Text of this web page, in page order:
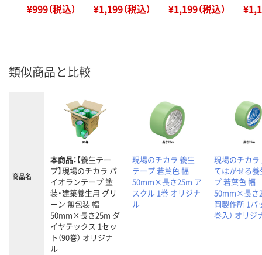
¥999（税込） ¥1,199（税込） ¥1,199（税込）
類似商品と比較
商品名
本商品：【養生テー
プ】現場のチカラ パ
イオランテープ 塗
装・建築養生用 グリ
ーン 無包装 幅
50mm×長さ25m ダ
イヤテックス 1セッ
ト（90巻） オリジナ
ル
現場のチカラ 養生
テープ 若葉色 幅
50mm×長さ25m ア
スクル 1巻 オリジナ
ル
現場のチカラ
てはがせる
プ 若葉色 幅
50mm×長さ
岡製作所 1パ
巻入） オリジ